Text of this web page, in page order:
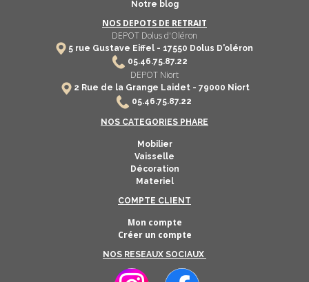
Notre blog
NOS DEPOTS DE RETRAIT
DEPOT Dolus d'Oléron
5 rue Gustave Eiffel - 17550 Dolus D'oléron
05.46.75.87.22
DEPOT Niort
2 Rue de la Grange Laidet - 79000 Niort
05.46.75.87.22
NOS CATEGORIES PHARE
Mobilier
Vaisselle
Décoration
Materiel
COMPTE CLIENT
Mon compte
Créer un compte
NOS RESEAUX SOCIAUX